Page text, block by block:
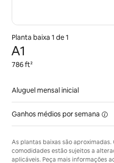
Planta baixa 1 de 1
A1
786 ft²
Aluguel mensal inicial
Ganhos médios por semana
As plantas baixas são
comodidades estão sujeitos a
aplicáveis. Peça mais informações